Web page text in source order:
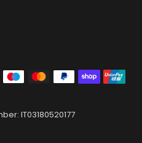
IT03180520177